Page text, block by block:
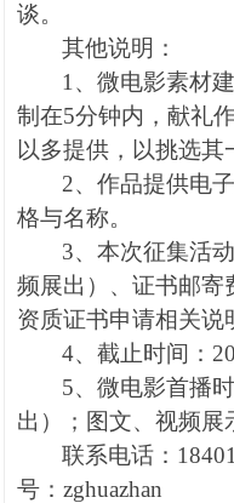
谈。
其他说明：
1 、微电影素材
制在5分钟内，献礼
以多提供，以挑选其
2、作品提供电
格与名称。
3、本次征集活
频展出）、证书邮寄
资质证书申请相关说
4、截止时间：
5、微电影首播时
出）；图文、视频展
联系电话：
号： zghuazhan